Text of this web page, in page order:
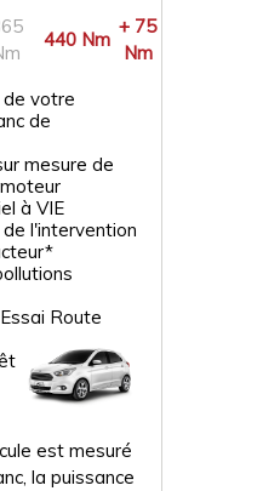
440 Nm
+ 75
Nm
votre
de
mesure de
à VIE
l'intervention
Route
est mesuré
la puissance